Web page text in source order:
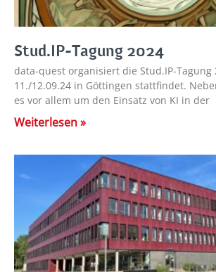
Stud.IP-Tagung 2024
data-quest organisiert die Stud.IP-Tagung
11./12.09.24 in Göttingen stattfindet.
es vor allem um den Einsatz von KI in der
Weiterlesen »